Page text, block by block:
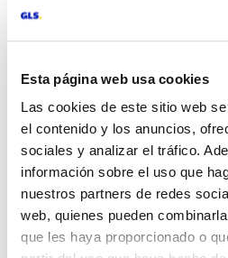
Esta página web usa cookies
Las cookies de este sitio web
el contenido y los anuncios,
sociales y analizar el tráfico.
información sobre el uso que
nuestros partners de redes
web, quienes pueden
que les haya proporcionado o
Lee el código QR y
Diseño
Nuevo diseño adaptado